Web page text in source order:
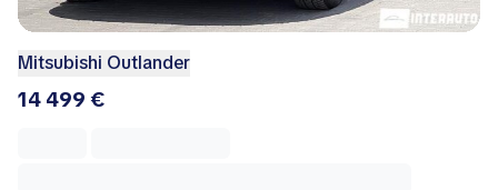
Mitsubishi Outlander
14 499 €